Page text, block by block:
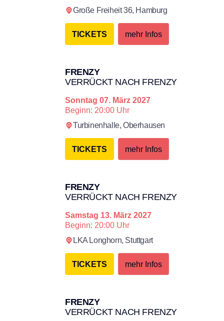
Große Freiheit 36, Hamburg
TICKETS mehr Infos
FRENZY
VERRÜCKT NACH FRENZY
Sonntag 07. März 2027
Beginn: 20:00 Uhr
Turbinenhalle, Oberhausen
TICKETS mehr Infos
FRENZY
VERRÜCKT NACH FRENZY
Samstag 13. März 2027
Beginn: 20:00 Uhr
LKA Longhorn, Stuttgart
TICKETS mehr Infos
FRENZY
VERRÜCKT NACH FRENZY